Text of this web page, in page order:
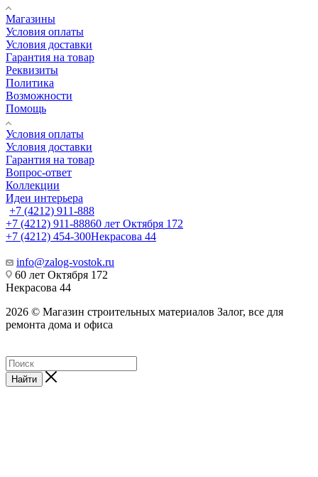
Магазины
Условия оплаты
Условия доставки
Гарантия на товар
Реквизиты
Политика
Возможности
Помощь
Условия оплаты
Условия доставки
Гарантия на товар
Вопрос-ответ
Коллекции
Идеи интерьера
+7 (4212) 911-888
+7 (4212) 911-88860 лет Октября 172
+7 (4212) 454-300Некрасова 44
info@zalog-vostok.ru
60 лет Октября 172
Некрасова 44
2026 © Магазин строительных материалов Залог, все для
ремонта дома и офиса
Найти